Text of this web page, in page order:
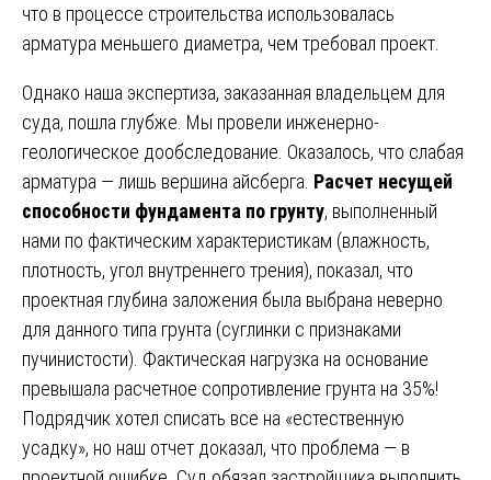
что в процессе строительства использовалась
арматура меньшего диаметра, чем требовал проект.
Однако наша экспертиза, заказанная владельцем для
суда, пошла глубже. Мы провели инженерно-
геологическое дообследование. Оказалось, что слабая
арматура — лишь вершина айсберга. Расчет несущей
способности фундамента по грунту, выполненный
нами по фактическим характеристикам (влажность,
плотность, угол внутреннего трения), показал, что
проектная глубина заложения была выбрана неверно
для данного типа грунта (суглинки с признаками
пучинистости). Фактическая нагрузка на основание
превышала расчетное сопротивление грунта на 35%!
Подрядчик хотел списать все на «естественную
усадку», но наш отчет доказал, что проблема — в